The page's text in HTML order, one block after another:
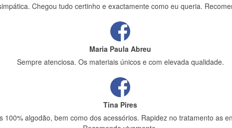
Chegou tudo certinho e exactamente como eu queria.
Maria Paula Abreu
Sempre atenciosa. Os materiais únicos e com elevada qualidade.
Tina Pires
algodão, bem como dos acessórios. Rapidez no tratamento as